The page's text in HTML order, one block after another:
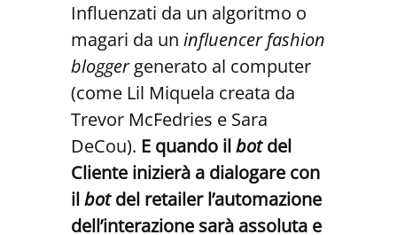
Influenzati da un algoritmo o
magari da un influencer fashion
bloggergenerato al computer
(come Lil Miquela creata da
Trevor McFedries e Sara
DeCou). E quando ilbotdel
Cliente inizierà a dialogare con
ilbotdel retailer l’automazione
dell’interazione sarà assoluta e